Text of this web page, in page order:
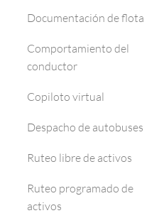
Documentación de flota
Comportamiento del
conductor
Copiloto virtual
Despacho de autobuses
Ruteo libre de activos
Ruteo programado de
activos